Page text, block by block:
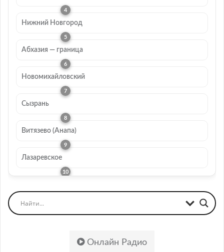
Нижний Новгород
Абхазия — граница
Новомихайловский
Сызрань
Витязево (Анапа)
Лазаревское
Онлайн Радио